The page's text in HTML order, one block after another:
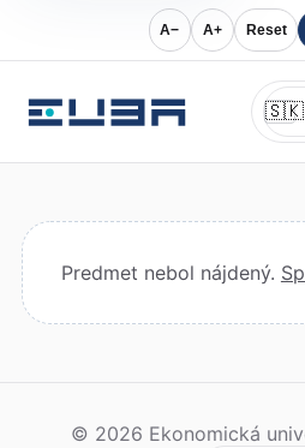
A− A+ Reset
🇸🇰
Predmet nebol nájdený.
© 2026 Ekonomická